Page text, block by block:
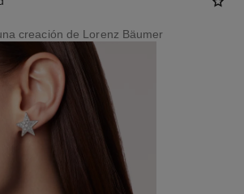
creación de Lorenz Bäumer